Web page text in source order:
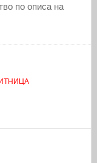
по описа на